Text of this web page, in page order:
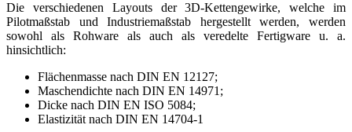
Die verschiedenen Layouts der 3D-Kettengewirke, welche im
Pilotmaßstab und Industriemaßstab hergestellt werden, werden
sowohl als Rohware als auch als veredelte Fertigware u. a.
hinsichtlich:
Flächenmasse nach DIN EN 12127;
Maschendichte nach DIN EN 14971;
Dicke nach DIN EN ISO 5084;
Elastizität nach DIN EN 14704-1